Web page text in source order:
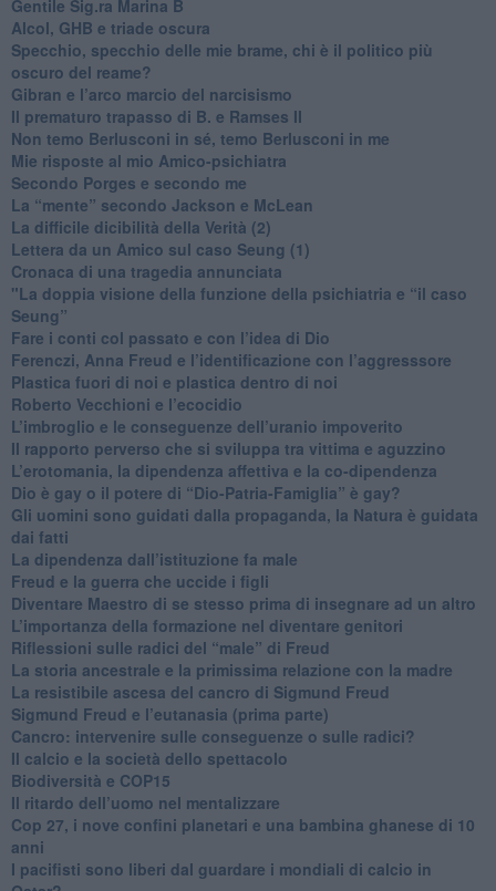
​Gentile Sig.ra Marina B
​Alcol, GHB e triade oscura
​Specchio, specchio delle mie brame, chi è il politico più
oscuro del reame?
​Gibran e l’arco marcio del narcisismo
​Il prematuro trapasso di B. e Ramses II
​Non temo Berlusconi in sé, temo Berlusconi in me
​Mie risposte al mio Amico-psichiatra
​Secondo Porges e secondo me
​La “mente” secondo Jackson e McLean
La difficile dicibilità della Verità (2)
​Lettera da un Amico sul caso Seung (1)
​Cronaca di una tragedia annunciata
"​La doppia visione della funzione della psichiatria e “il caso
Seung”
​Fare i conti col passato e con l’idea di Dio
​Ferenczi, Anna Freud e l’identificazione con l’aggresssore
Plastica fuori di noi e plastica dentro di noi
​Roberto Vecchioni e l’ecocidio
​L’imbroglio e le conseguenze dell’uranio impoverito
​Il rapporto perverso che si sviluppa tra vittima e aguzzino
L’erotomania, la dipendenza affettiva e la co-dipendenza
​Dio è gay o il potere di “Dio-Patria-Famiglia” è gay?
​Gli uomini sono guidati dalla propaganda, la Natura è guidata
dai fatti
La dipendenza dall’istituzione fa male
​Freud e la guerra che uccide i figli
​Diventare Maestro di se stesso prima di insegnare ad un altro
L’importanza della formazione nel diventare genitori
Riflessioni sulle radici del “male” di Freud
​La storia ancestrale e la primissima relazione con la madre
​La resistibile ascesa del cancro di Sigmund Freud
Sigmund Freud e l’eutanasia (prima parte)
Cancro: intervenire sulle conseguenze o sulle radici?
​Il calcio e la società dello spettacolo
Biodiversità e COP15
​Il ritardo dell’uomo nel mentalizzare
​Cop 27, i nove confini planetari e una bambina ghanese di 10
anni
​I pacifisti sono liberi dal guardare i mondiali di calcio in